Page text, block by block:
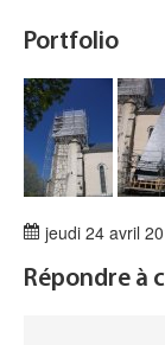
Annuaire/
Portfolio
jeudi 24 avril
Répondre à